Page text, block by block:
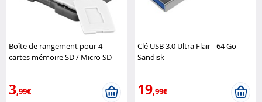
Boîte de rangement pour 4
cartes mémoire SD / Micro SD
3,99€
Clé USB 3.0 Ultra Flair - 64 Go
Sandisk
19,99€